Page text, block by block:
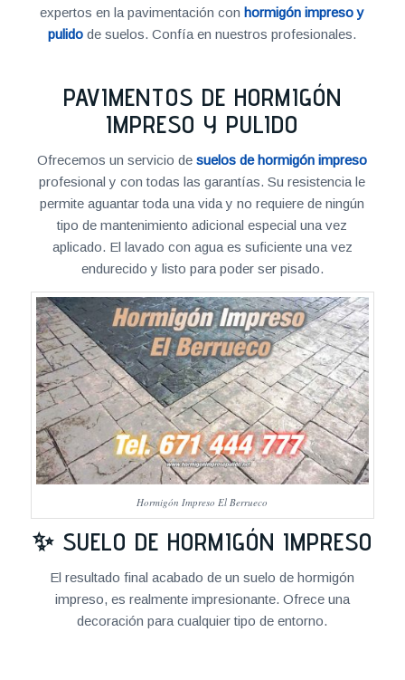
expertos en la pavimentación conhormigón impreso y
pulido de suelos. Confía en nuestros profesionales.
PAVIMENTOS DE HORMIGÓN
IMPRESO Y PULIDO
Ofrecemos un servicio desuelos de hormigón impreso
profesional y con todas las garantías. Su resistencia le
permite aguantar toda una vida y no requiere de ningún
tipo de mantenimiento adicional especial una vez
aplicado. El lavado con agua es suficiente una vez
endurecido y listo para poder ser pisado.
Hormigón Impreso El Berrueco
✨ SUELO DE HORMIGÓN IMPRESO
El resultado final acabado de un suelo de hormigón
impreso, es realmente impresionante. Ofrece una
decoración para cualquier tipo de entorno.